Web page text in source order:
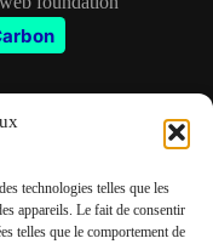
technologies telles que les
appareils. Le fait de consentir
telles que le comportement de